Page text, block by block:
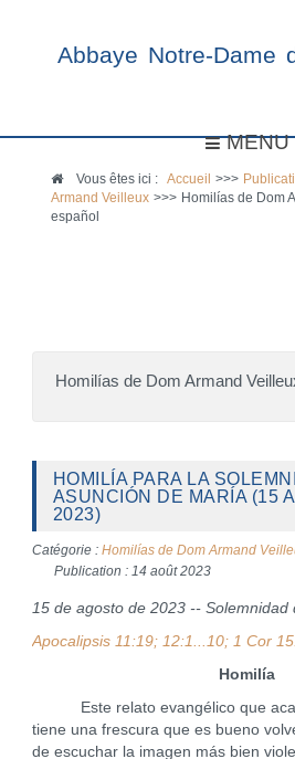
Abbaye Notre-Dame
MENU
Vous êtes ici :Accueil >>>
Armand Veilleux >>> Homilías de Dom
español
Homilías de Dom Armand
HOMILÍA PARA LA
ASUNCIÓN DE MARÍA (15
2023)
Catégorie : Homilías de Dom Armand
Publication : 14 août 2023
15 de agosto de 2023 -- Solemnidad
Apocalipsis 11:19; 12:1...10; 1 Cor
Homilía
Este relato evangélico que
tiene una frescura que es bueno
de escuchar la imagen más bien